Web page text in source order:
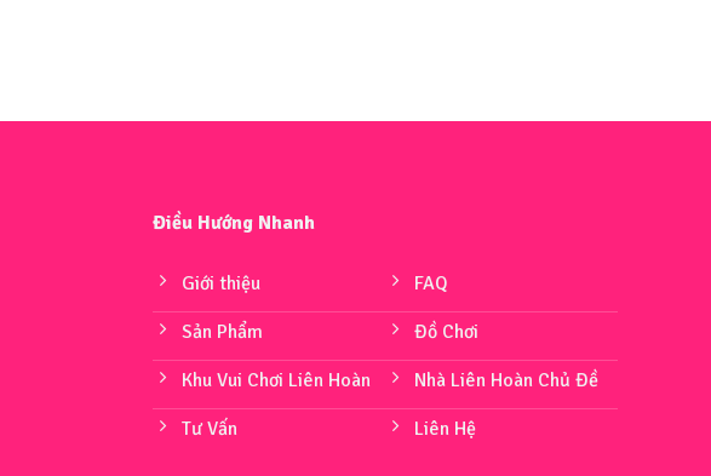
Điều Hướng Nhanh
Giới thiệu
Sản Phẩm
Khu Vui Chơi Liên Hoàn
Tư Vấn
FAQ
Đồ Chơi
Nhà Liên Hoàn Chủ Đề
Liên Hệ